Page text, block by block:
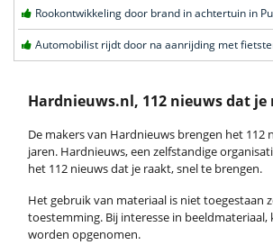
Rookontwikkeling door brand in achtertuin in
Hardnieuws.nl, 112 nieuws dat je
De makers van Hardnieuws brengen het 112
jaren. Hardnieuws, een zelfstandige
het 112 nieuws dat je raakt, snel te brengen.
Het gebruik van materiaal is niet toegestaan
toestemming. Bij interesse in beeldmateriaal,
worden opgenomen.